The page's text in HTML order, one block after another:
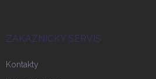
ZÁKAZNICKÝ SERVIS
Kontakty